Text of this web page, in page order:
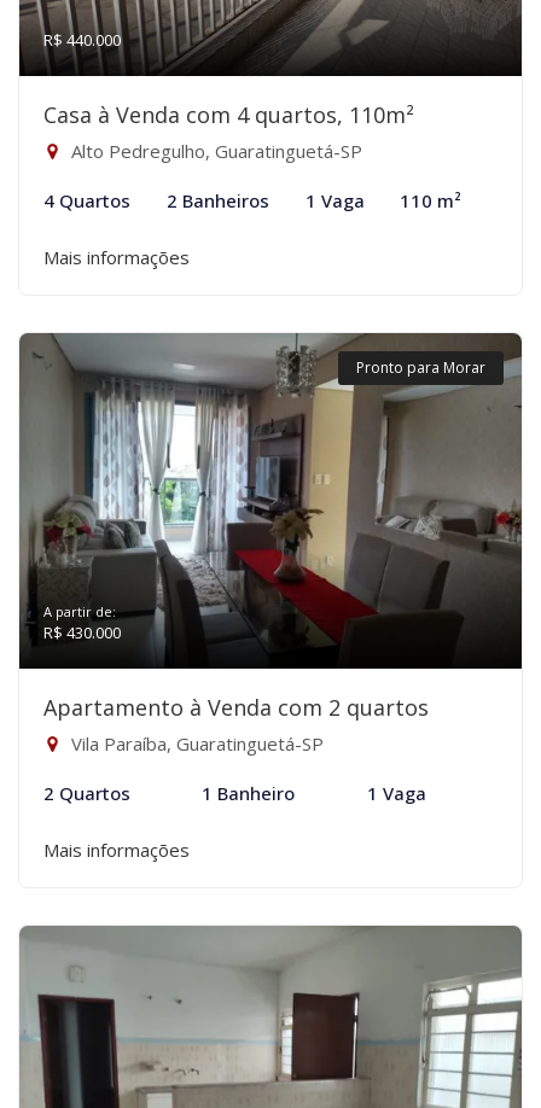
R$ 440.000
Casa à Venda com 4 quartos, 110m²
Alto Pedregulho, Guaratinguetá-SP
4 Quartos 2 Banheiros 1 Vaga 110 m²
Mais informações
Pronto para Morar
A partir de:
R$ 430.000
Apartamento à Venda com 2 quartos
Vila Paraíba, Guaratinguetá-SP
2 Quartos 1 Banheiro 1 Vaga
Mais informações